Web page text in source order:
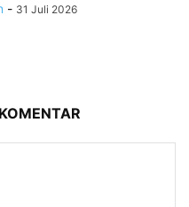
- 31 Juli 2026